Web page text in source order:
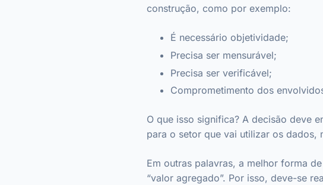
construção, como por exemplo:
É necessário objetividade;
Precisa ser mensurável;
Precisa ser verificável;
Comprometimento dos
O que isso significa? A decisão deve
para o setor que vai utilizar os dados,
Em outras palavras, a melhor forma
“valor agregado”. Por isso, deve-se